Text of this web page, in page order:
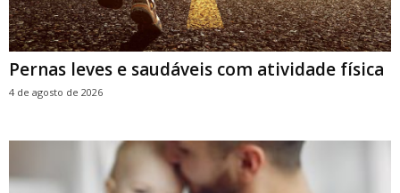
Pernas leves e saudáveis com atividade física
4 de agosto de 2026